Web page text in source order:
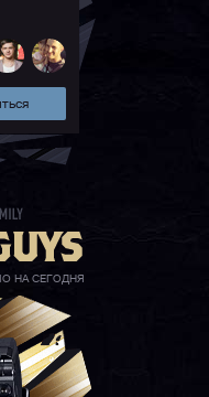
НА СЕГОДНЯ